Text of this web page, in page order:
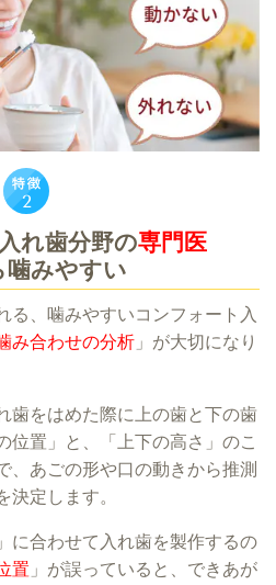
れ歯分野の専門医
噛みやすい
る、噛みやすいコンフォート入
み合わせの分析 」が大切になり
歯をはめた際に上の歯と下の歯
位置」と、「上下の高さ」のこ
、あごの形や口の動きから推測
決定します。
に合わせて入れ歯を製作するの
置 」が誤っていると、できあが